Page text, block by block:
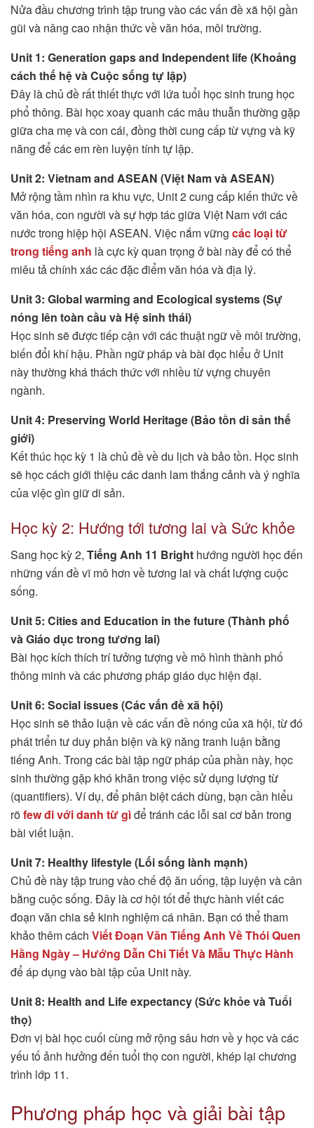
Nửa đầu chương trình tập trung vào các vấn đề xã hội gần
gũi và nâng cao nhận thức về văn hóa, môi trường.
Unit 1: Generation gaps and Independent life (Khoảng
cách thế hệ và Cuộc sống tự lập)
Đây là chủ đề rất thiết thực với lứa tuổi học sinh trung học
phổ thông. Bài học xoay quanh các mâu thuẫn thường gặp
giữa cha mẹ và con cái, đồng thời cung cấp từ vựng và kỹ
năng để các em rèn luyện tính tự lập.
Unit 2: Vietnam and ASEAN (Việt Nam và ASEAN)
Mở rộng tầm nhìn ra khu vực, Unit 2 cung cấp kiến thức về
văn hóa, con người và sự hợp tác giữa Việt Nam với các
nước trong hiệp hội ASEAN. Việc nắm vững các loại từ
trong tiếng anh là cực kỳ quan trọng ở bài này để có thể
miêu tả chính xác các đặc điểm văn hóa và địa lý.
Unit 3: Global warming and Ecological systems (Sự
nóng lên toàn cầu và Hệ sinh thái)
Học sinh sẽ được tiếp cận với các thuật ngữ về môi trường,
biến đổi khí hậu. Phần ngữ pháp và bài đọc hiểu ở Unit
này thường khá thách thức với nhiều từ vựng chuyên
ngành.
Unit 4: Preserving World Heritage (Bảo tồn di sản thế
giới)
Kết thúc học kỳ 1 là chủ đề về du lịch và bảo tồn. Học sinh
sẽ học cách giới thiệu các danh lam thắng cảnh và ý nghĩa
của việc gìn giữ di sản.
Học kỳ 2: Hướng tới tương lai và Sức khỏe
Sang học kỳ 2, Tiếng Anh 11 Bright hướng người học đến
những vấn đề vĩ mô hơn về tương lai và chất lượng cuộc
sống.
Unit 5: Cities and Education in the future (Thành phố
và Giáo dục trong tương lai)
Bài học kích thích trí tưởng tượng về mô hình thành phố
thông minh và các phương pháp giáo dục hiện đại.
Unit 6: Social issues (Các vấn đề xã hội)
Học sinh sẽ thảo luận về các vấn đề nóng của xã hội, từ đó
phát triển tư duy phản biện và kỹ năng tranh luận bằng
tiếng Anh. Trong các bài tập ngữ pháp của phần này, học
sinh thường gặp khó khăn trong việc sử dụng lượng từ
(quantifiers). Ví dụ, để phân biệt cách dùng, bạn cần hiểu
rõfew đi với danh từ gìđể tránh các lỗi sai cơ bản trong
bài viết luận.
Unit 7: Healthy lifestyle (Lối sống lành mạnh)
Chủ đề này tập trung vào chế độ ăn uống, tập luyện và cân
bằng cuộc sống. Đây là cơ hội tốt để thực hành viết các
đoạn văn chia sẻ kinh nghiệm cá nhân. Bạn có thể tham
khảo thêm cách Viết Đoạn Văn Tiếng Anh Về Thói Quen
Hằng Ngày – Hướng Dẫn Chi Tiết Và Mẫu Thực Hành
để áp dụng vào bài tập của Unit này.
Unit 8: Health and Life expectancy (Sức khỏe và Tuổi
thọ)
Đơn vị bài học cuối cùng mở rộng sâu hơn về y học và các
yếu tố ảnh hưởng đến tuổi thọ con người, khép lại chương
trình lớp 11.
Phương pháp học và giải bài tập